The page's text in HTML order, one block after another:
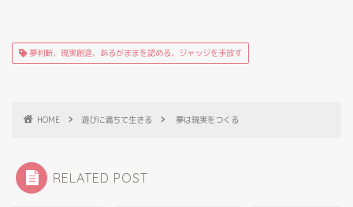
夢判断、現実創造、あるがままを認める、ジャッジを手放す
HOME 遊びに満ちて生きる 夢は現実をつくる
RELATED POST